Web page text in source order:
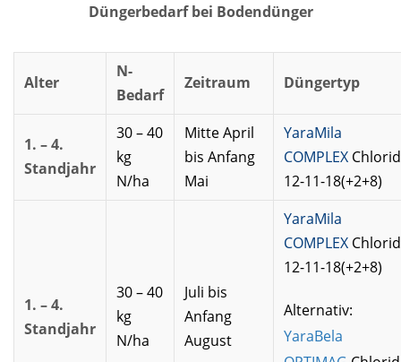
Düngerbedarf bei Bodendünger
Alter
N-
Bedarf
Zeitraum Düngertyp
1. – 4.
Standjahr
30 – 40
kg
N/ha
Mitte April
bis Anfang
Mai
YaraMila
COMPLEX
12-11-18(+2+8)
1. – 4.
Standjahr
30 – 40
kg
N/ha
Juli bis
Anfang
August
YaraMila
COMPLEX
12-11-18(+2+8)
Alternativ:
YaraBela